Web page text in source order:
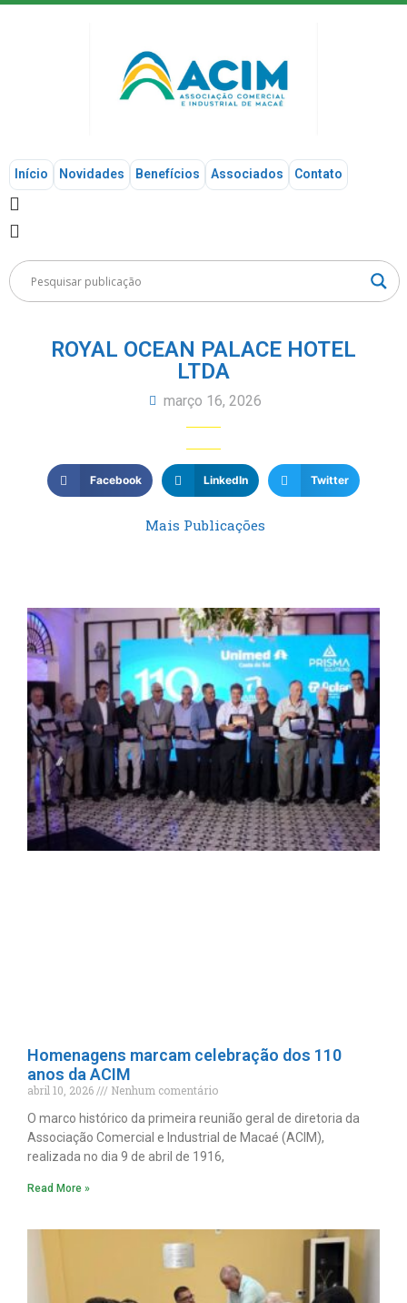
Início Novidades Benefícios Associados Contato
ROYAL OCEAN PALACE HOTEL
LTDA
março 16, 2026
Facebook LinkedIn Twitter
Mais Publicações
Homenagens marcam celebração dos 110
anos da ACIM
abril 10, 2026
Nenhum comentário
O marco histórico da primeira reunião geral de diretoria da
Associação Comercial e Industrial de Macaé (ACIM),
realizada no dia 9 de abril de 1916,
Read More »